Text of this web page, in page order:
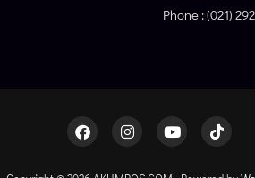
Phone : (021)